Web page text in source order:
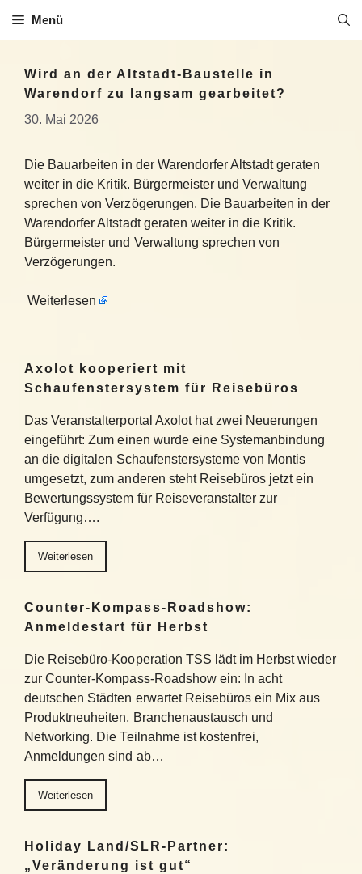
Inhalt
Menü
Wird an der Altstadt-Baustelle in
Warendorf zu langsam gearbeitet?
30. Mai 2026
Die Bauarbeiten in der Warendorfer Altstadt geraten
weiter in die Kritik. Bürgermeister und Verwaltung
sprechen von Verzögerungen. Die Bauarbeiten in der
Warendorfer Altstadt geraten weiter in die Kritik.
Bürgermeister und Verwaltung sprechen von
Verzögerungen.
Weiterlesen
Axolot kooperiert mit
Schaufenstersystem für Reisebüros
Das Veranstalterportal Axolot hat zwei Neuerungen
eingeführt: Zum einen wurde eine Systemanbindung
an die digitalen Schaufenstersysteme von Montis
umgesetzt, zum anderen steht Reisebüros jetzt ein
Bewertungssystem für Reiseveranstalter zur
Verfügung….
Weiterlesen
Counter-Kompass-Roadshow:
Anmeldestart für Herbst
Die Reisebüro-Kooperation TSS lädt im Herbst wieder
zur Counter-Kompass-Roadshow ein: In acht
deutschen Städten erwartet Reisebüros ein Mix aus
Produktneuheiten, Branchenaustausch und
Networking. Die Teilnahme ist kostenfrei,
Anmeldungen sind ab…
Weiterlesen
Holiday Land/SLR-Partner:
„Veränderung ist gut“